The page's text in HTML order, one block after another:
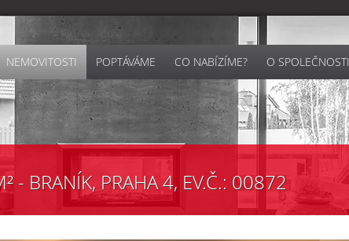
NEMOVITOSTI POPTÁVÁME CO NABÍZÍME? O SPOLEČNOSTI
- BRANÍK, PRAHA 4, EV.Č.: 00872